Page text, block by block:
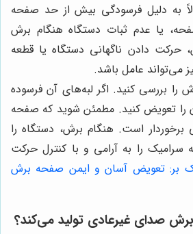
به دلیل فرسودگی بیش از حد صفحه
یا عدم ثبات دستگاه هنگام برش
حرکت دادن ناگهانی دستگاه یا قطعه
می‌تواند عامل باشد.
را بررسی کنید. اگر لبه‌های آن فرسوده
را تعویض کنید. مطمئن شوید که صفحه
است. هنگام برش، دستگاه را
سرامیک را به آرامی و با کنترل حرکت
بر: تعویض آسان و ایمن صفحه برش
صدای غیرعادی تولید می‌کند؟